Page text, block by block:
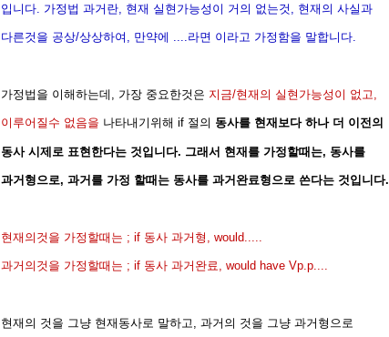
입니다. 가정법 과거란, 현재 실현가능성이 거의 없는것, 현재의 사실과
다른것을 공상/상상하여, 만약에 ....라면 이라고 가정함을 말합니다.
가정법을 이해하는데, 가장 중요한것은 지금/현재의 실현가능성이 없고,
이루어질수 없음을 나타내기위해 if 절의 동사를 현재보다 하나 더 이전의
동사 시제로 표현한다는 것입니다. 그래서 현재를 가정할때는, 동사를
과거형으로, 과거를 가정 할때는 동사를 과거완료형으로 쓴다는 것입니다.
현재의것을 가정할때는 ; if 동사 과거형, would.....
과거의것을 가정할때는 ; if 동사 과거완료, would have Vp.p....
현재의 것을 그냥 현재동사로 말하고, 과거의 것을 그냥 과거형으로